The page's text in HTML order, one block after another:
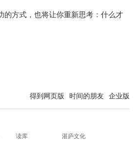
的方式，也将让你重新思考：什么才
得到网页版 时间的朋友 企业版
读库
湛庐文化